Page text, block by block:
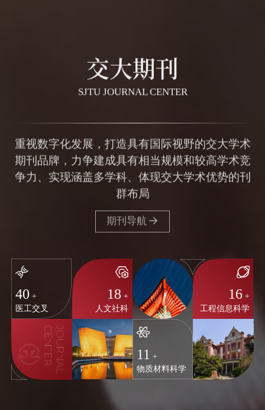
交大期刊
SJTU JOURNAL CENTER
期刊品牌，力争建成具有相当规模和较高学术竞
争力、实现涵盖多学科、体现交大学术优势的刊
群布局
期刊导航
40 +
医工交叉
18 +
人文社科
16 +
工程信息科学
11 +
物质材料科学